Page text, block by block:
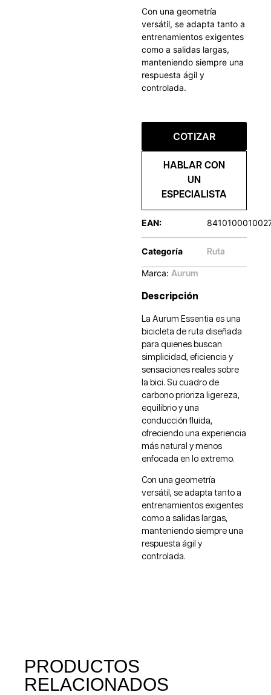
Con una geometría
versátil, se adapta tanto a
entrenamientos exigentes
como a salidas largas,
manteniendo siempre una
respuesta ágil y
controlada.
COTIZAR
HABLAR CON
UN
ESPECIALISTA
EAN:
Categoría Ruta
Marca: Aurum
Descripción
La Aurum Essentia es una
bicicleta de ruta diseñada
para quienes buscan
simplicidad, eficiencia y
sensaciones reales sobre
la bici. Su cuadro de
carbono prioriza ligereza,
equilibrio y una
conducción fluida,
ofreciendo una experiencia
más natural y menos
enfocada en lo extremo.
Con una geometría
versátil, se adapta tanto a
entrenamientos exigentes
como a salidas largas,
manteniendo siempre una
respuesta ágil y
controlada.
PRODUCTOS
RELACIONADOS